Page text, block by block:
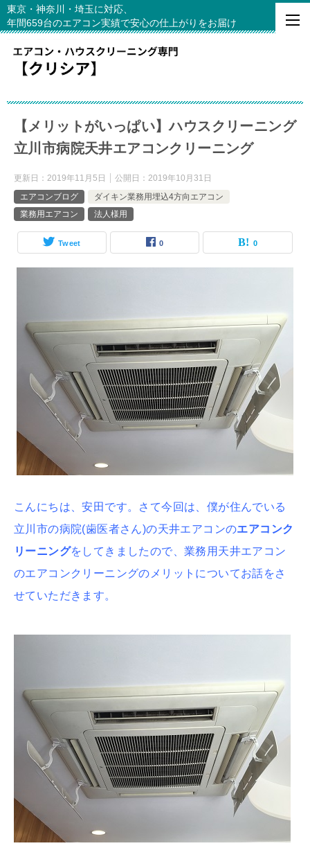
東京・神奈川・埼玉に対応、
年間659台のエアコン実績で安心の仕上がりをお届け
【メリットがいっぱい】ハウスクリーニング
立川市病院天井エアコンクリーニング
更新日： 2019年11月5日 公開日： 2019年10月31日
エアコンブログ
ダイキン業務用埋込4方向エアコン
業務用エアコン
法人様用
Tweet 0 0
こんにちは、安田です。さて今回は、僕が住んでいる
立川市の病院(歯医者さん)の天井エアコンのエアコンク
リーニングをしてきましたので、業務用天井エアコン
のエアコンクリーニングのメリットについてお話をさ
せていただきます。